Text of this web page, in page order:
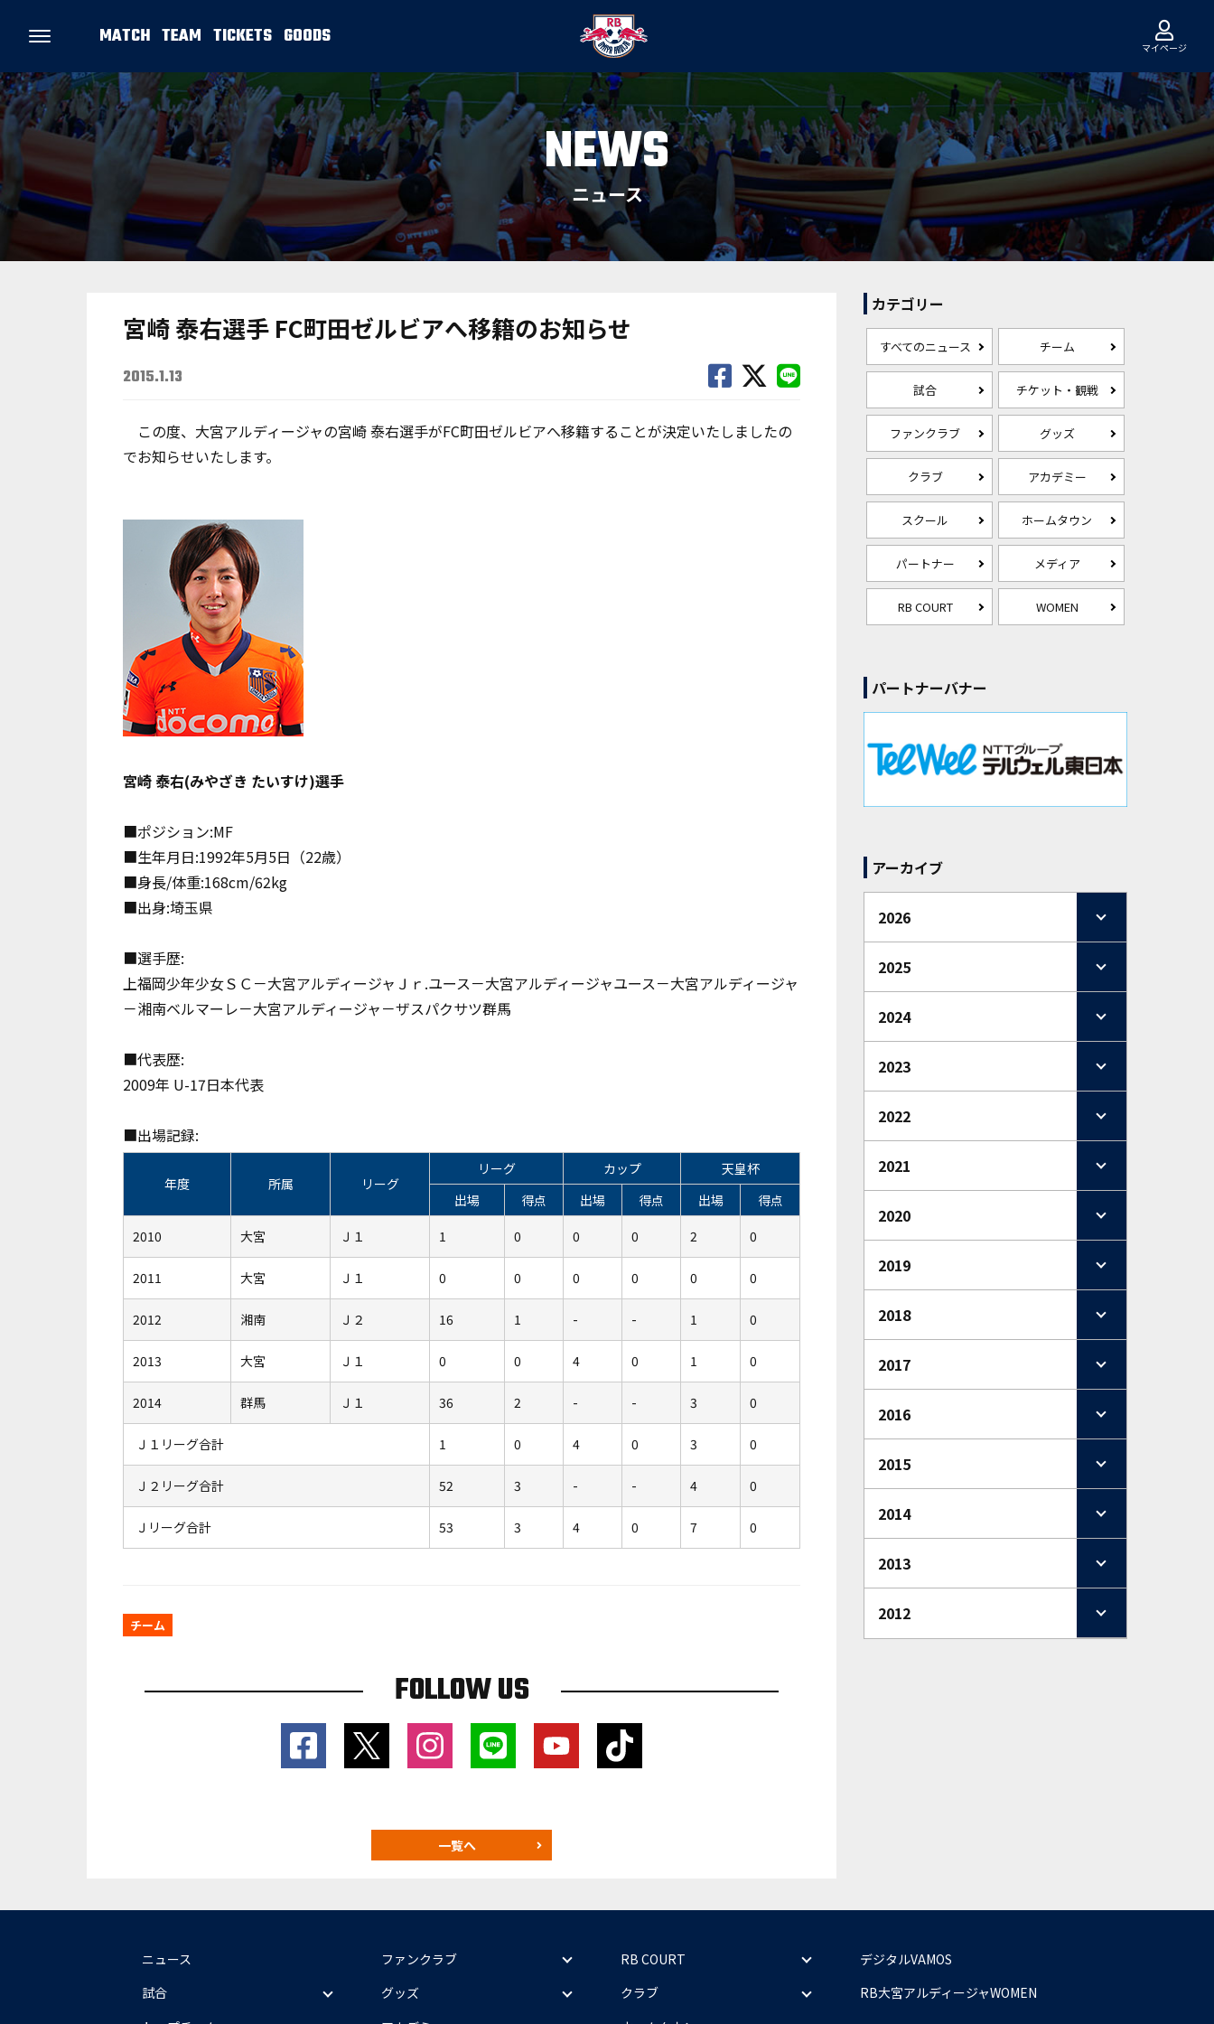
MATCH TEAM TICKETS GOODS マイページ
NEWS
ニュース
宮崎 泰右選手 FC町田ゼルビアへ移籍のお知らせ
2015.1.13
この度、大宮アルディージャの宮崎 泰右選手がFC町田ゼルビアへ移籍することが決定いたしましたの
でお知らせいたします。
宮崎 泰右(みやざき たいすけ)選手
■ポジション:MF
■生年月日:1992年5月5日（22歳）
■身長/体重:168cm/62kg
■出身:埼玉県
■選手歴:
上福岡少年少女ＳＣ－大宮アルディージャＪｒ.ユース－大宮アルディージャユース－大宮アルディージャ
－湘南ベルマーレ－大宮アルディージャ－ザスパクサツ群馬
■代表歴:
2009年 U-17日本代表
■出場記録:
年度 所属 リーグ
リーグ カップ
天皇杯
出場
得点 出場 得点 出場
得点
2010
大宮 Ｊ１ 1 0 0 0 2 0
2011 大宮 Ｊ１ 0 0 0 0 0 0
2012 湘南 Ｊ２ 16 1 - - 1 0
2013 大宮 Ｊ１ 0 0 4 0 1 0
2014 群馬 Ｊ１ 36 2 - - 3 0
Ｊ１リーグ合計 1 0 4 0 3 0
Ｊ２リーグ合計 52 3 - - 4 0
Ｊリーグ合計 53 3 4 0 7 0
チーム
FOLLOW US
一覧へ
カテゴリー
すべてのニュース チーム
試合 チケット・観戦
ファンクラブ グッズ
クラブ アカデミー
スクール ホームタウン
パートナー メディア
RB COURT WOMEN
パートナーバナー
アーカイブ
2026
2025
2024
2023
2022
2021
2020
2019
2018
2017
2016
2015
2014
2013
2012
ニュース
試合
ファンクラブ
グッズ
RB COURT
クラブ
デジタルVAMOS
RB大宮アルディージャWOMEN